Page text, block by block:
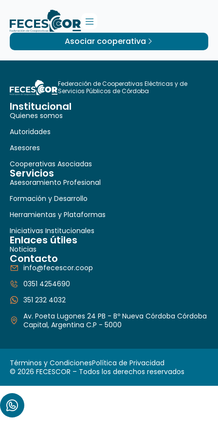
Asociar cooperativa
Federación de Cooperativas Eléctricas y de
Servicios Públicos de Córdoba
Institucional
Quienes somos
Autoridades
Asesores
Cooperativas Asociadas
Servicios
Asesoramiento Profesional
Formación y Desarrollo
Herramientas y Plataformas
Iniciativas Institucionales
Enlaces útiles
Noticias
Contacto
info@fecescor.coop
0351 4254690
351 232 4032
Av. Poeta Lugones 24 PB - Bº Nueva Córdoba Córdoba
Capital, Argentina C.P - 5000
© 2026 FECESCOR – Todos los derechos reservados
Términos y CondicionesPolítica de Privacidad